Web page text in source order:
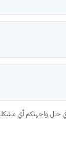
واجهتكم أي مشكلة